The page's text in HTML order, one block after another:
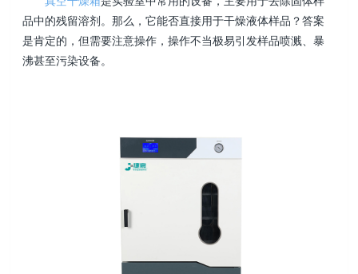
品中的残留溶剂。那么，它能否直接用于干燥液体样品？答案
是肯定的，但需要注意操作，操作不当极易引发样品喷溅、暴
沸甚至污染设备。